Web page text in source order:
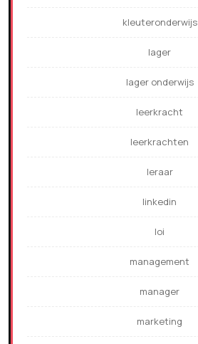
kleuteronderwijs
lager
lager onderwijs
leerkracht
leerkrachten
leraar
linkedin
loi
management
manager
marketing